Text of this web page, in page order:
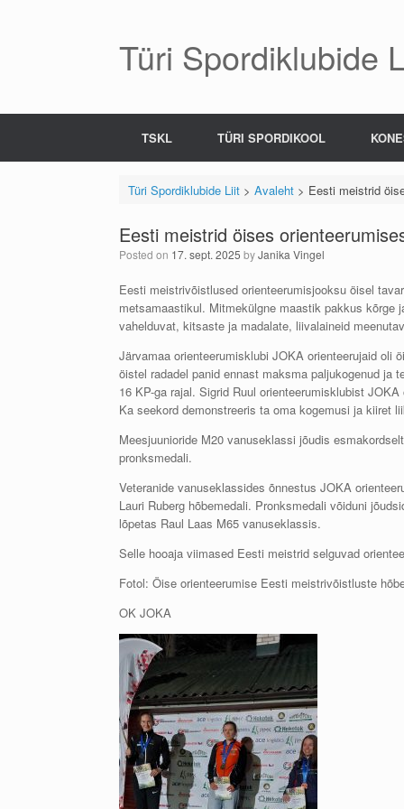
Türi Spordiklubide
TSKL TÜRI SPORDIKOOL
Türi Spordiklubide Liit> Avaleht> Eesti meistrid
Eesti meistrid öises
Posted on 17. sept. 2025 byJanika Vingel
Eesti meistrivõistlused orienteerumisjooksu öisel
metsamaastikul. Mitmekülgne maastik pakkus kõrge
vahelduvat, kitsaste ja madalate, liivalaineid
Järvamaa orienteerumisklubi JOKA orienteerujaid oli
öistel radadel panid ennast maksma paljukogenud ja
16 KP-ga rajal. Sigrid Ruul orienteerumisklubist
Ka seekord demonstreeris ta oma kogemusi ja kiiret
Meesjuunioride M20 vanuseklassi jõudis
pronksmedali.
Veteranide vanuseklassides õnnestus JOKA
Lauri Ruberg hõbemedali. Pronksmedali võiduni
lõpetas Raul Laas M65 vanuseklassis.
Selle hooaja viimased Eesti meistrid selguvad
Fotol: Öise orienteerumise Eesti meistrivõistluste
OK JOKA